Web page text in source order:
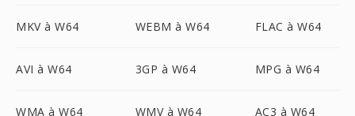
MKV à W64 WEBM à W64 FLAC à W64
AVI à W64 3GP à W64 MPG à W64
WMA à W64 WMV à W64 AC3 à W64